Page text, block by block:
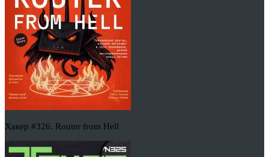
Хакер #326. Router from Hell